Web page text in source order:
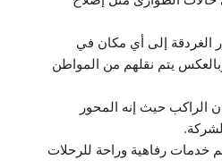
الغردقة إلى أي مكان في
يتم نقلهم من المواطن
الراكب حيث إنه المحور
خدمات رفاهية وراحة للرحلات